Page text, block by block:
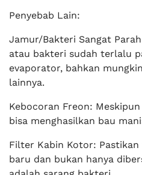
Penyebab Lain:
Jamur/Bakteri Sangat
atau bakteri sudah terlalu
evaporator, bahkan
lainnya.
Kebocoran Freon:
bisa menghasilkan bau
Filter Kabin Kotor:
baru dan bukan hanya